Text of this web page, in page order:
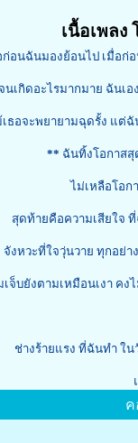
เนื้อเพลง
ก่อนฉันมองย้อนไป เมื่อก่
นเกิดอะไรมากมาย ฉันเ
ธอจะพยายามฉุดรั้ง แต่
** ฉันทิ้งโอกาสสุ
ไม่เหลือโอกาสสั
ยคือความเสียใจ ที่ฉัน
จังหวะที่ใจวุ่นวาย ทุกอย่า
เจ็บยังตามเหมือนเงา คง
ช่างร้ายแรง ที่ฉันทำ ใ
ค